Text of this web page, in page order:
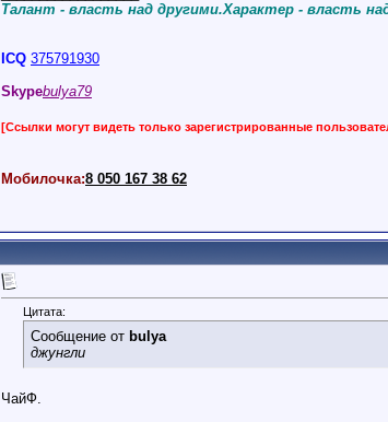
Талант - власть над другими.Характер - власть
ICQ 375791930
Skypebulya79
[Ссылки могут видеть только зарегистрированные
Мобилочка:8 050 167 38 62
Цитата:
Сообщение от bulya
джунгли
ЧайФ.